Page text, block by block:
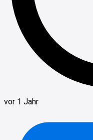
vor 1 Jahr